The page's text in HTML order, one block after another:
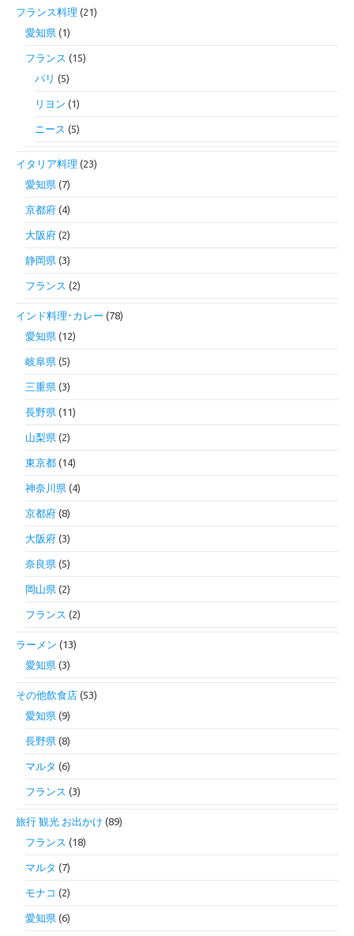
フランス料理 (21)
愛知県 (1)
フランス (15)
パリ (5)
リヨン (1)
ニース (5)
イタリア料理 (23)
愛知県 (7)
京都府 (4)
大阪府 (2)
静岡県 (3)
フランス (2)
インド料理･カレー (78)
愛知県 (12)
岐阜県 (5)
三重県 (3)
長野県 (11)
山梨県 (2)
東京都 (14)
神奈川県 (4)
京都府 (8)
大阪府 (3)
奈良県 (5)
岡山県 (2)
フランス (2)
ラーメン (13)
愛知県 (3)
その他飲食店 (53)
愛知県 (9)
長野県 (8)
マルタ (6)
フランス (3)
旅行 観光 お出かけ (89)
フランス (18)
マルタ (7)
モナコ (2)
愛知県 (6)